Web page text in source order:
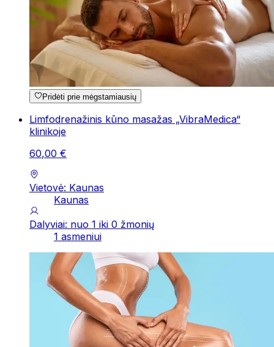
Pridėti prie mėgstamiausių
Limfodrenažinis kūno masažas „VibraMedica“
klinikoje
60,00 €
Vietovė: Kaunas
Kaunas
Dalyviai: nuo 1 iki 0 žmonių
1 asmeniui